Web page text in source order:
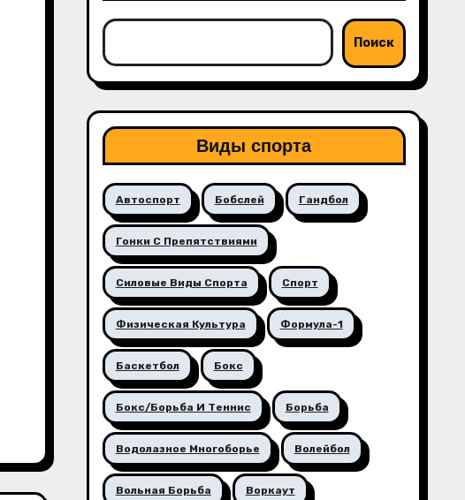
Поиск
Виды спорта
Автоспорт Бобслей Гандбол
Гонки С Препятствиями
Силовые Виды Спорта Спорт
Физическая Культура Формула-1
Баскетбол Бокс
Бокс/борьба И Теннис Борьба
Водолазное Многоборье Волейбол
Вольная Борьба Воркаут